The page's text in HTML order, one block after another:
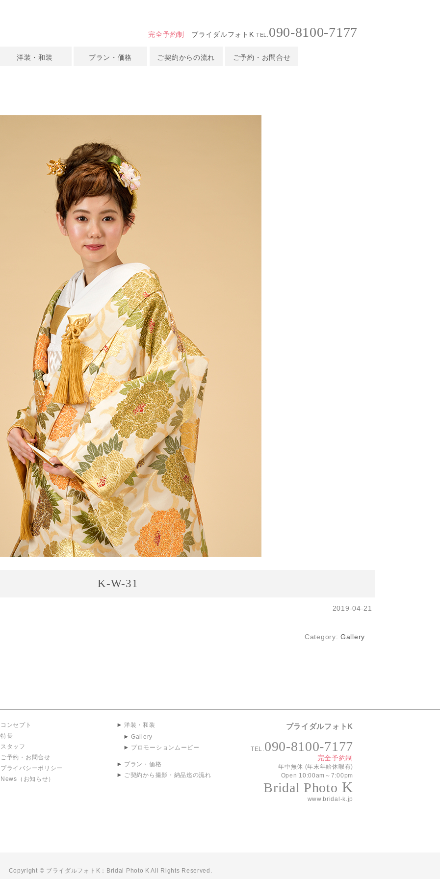
完全予約制 ブライダルフォトK TEL. 090-8100-7177
洋装・和装 プラン・価格 ご契約からの流れ ご予約・お問合せ
K-W-31
2019-04-21
Category:Gallery
コンセプト
特長
スタッフ
ご予約・お問合せ
プライバシーポリシー
News（お知らせ）
洋装・和装
Gallery
プロモーションムービー
プラン・価格
ご契約から撮影・納品迄の流れ
ブライダルフォトK
TEL.090-8100-7177
完全予約制
年中無休 (年末年始休暇有)
Open 10:00am～7:00pm
Bridal Photo K
www.bridal-k.jp
Copyright © ブライダルフォトK：Bridal Photo K All Rights Reserved.